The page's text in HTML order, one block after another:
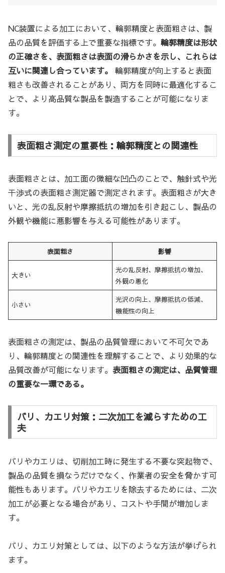
NC装置による加工において、輪郭精度と表面粗さは、製
品の品質を評価する上で重要な指標です。 輪郭精度は形状
の正確さを、表面粗さは表面の滑らかさを示し、これらは
互いに関連し合っています。
輪郭精度が向上すると表面
粗さも改善されることがあり、両方を同時に最適化するこ
とで、より高品質な製品を製造することが可能になりま
す。
表面粗さ測定の重要性：輪郭精度との関連性
表面粗さとは、加工面の微細な凹凸のことで、触針式や光
干渉式の表面粗さ測定器で測定されます。表面粗さが大き
いと、光の乱反射や摩擦抵抗の増加を引き起こし、製品の
外観や機能に悪影響を与える可能性があります。
表面粗さ 影響
大きい
光の乱反射、摩擦抵抗の増加、
外観の悪化
小さい
光沢の向上、摩擦抵抗の低減、
機能性の向上
表面粗さの測定は、製品の品質管理において不可欠であ
り、輪郭精度との関連性を理解することで、より効果的な
品質改善が可能になります。 表面粗さの測定は、品質管理
の重要な一環である。
バリ、カエリ対策：二次加工を減らすための工
夫
バリやカエリは、切削加工時に発生する不要な突起物で、
製品の品質を損なうだけでなく、作業者の安全を脅かす可
能性もあります。バリやカエリを除去するためには、二次
加工が必要となる場合があり、コストや手間が増加しま
す。
バリ、カエリ対策としては、以下のような方法が挙げられ
ます。